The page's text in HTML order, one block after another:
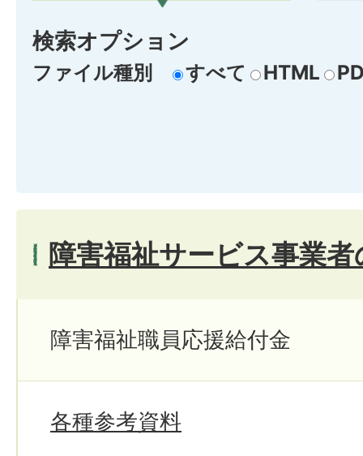
検索オプション
ファイル種別 すべて HTML
障害福祉サービス事業
障害福祉職員応援給付金
各種参考資料